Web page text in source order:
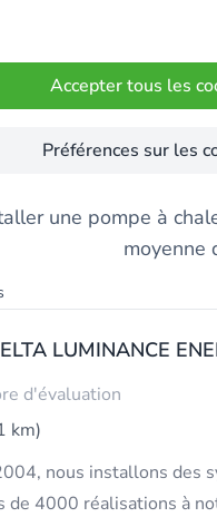
Accepter tous les
Préférences sur les
une pompe à
moyenne
LUMINANCE
d'évaluation
km)
nous installons des
de 4000 réalisations à